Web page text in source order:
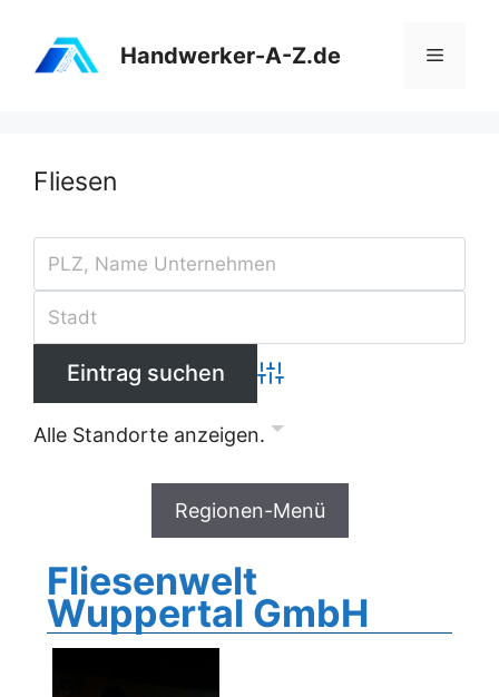
Inhalt
springen
Handwerker-A-Z.de Menü
Fliesen
Advanced Search
Alle Standorte anzeigen.
Fliesenwelt
Wuppertal GmbH